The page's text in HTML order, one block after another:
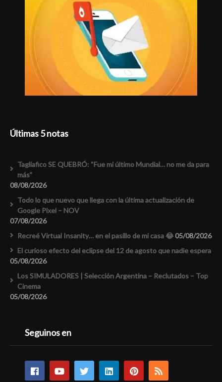
Últimas 5 notas
Tagliafico SE QUEBRÓ: “Fue mi último Mundial… no me da para
más”
08/08/2026
Todo lo que nuevo que llega con la última actualización de
Google Pixel – NOV
07/08/2026
Recreé Virtual Insanity… en el pasillo de mi casa 😂05/08/2026
El curioso efecto del eclipse del 12 de agosto que nadie espera
05/08/2026
Los SIMULADORES | Selección Argentina – Reclutados – Top
Cinema
05/08/2026
Seguinos en